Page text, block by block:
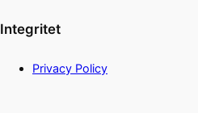
Integritet
Privacy Policy